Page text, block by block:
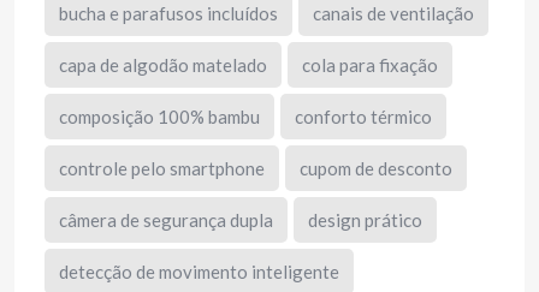
bucha e parafusos incluídos canais de ventilação
capa de algodão matelado cola para fixação
composição 100% bambu conforto térmico
controle pelo smartphone cupom de desconto
câmera de segurança dupla design prático
detecção de movimento inteligente